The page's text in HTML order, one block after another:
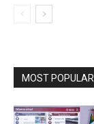
MOST POPULAR